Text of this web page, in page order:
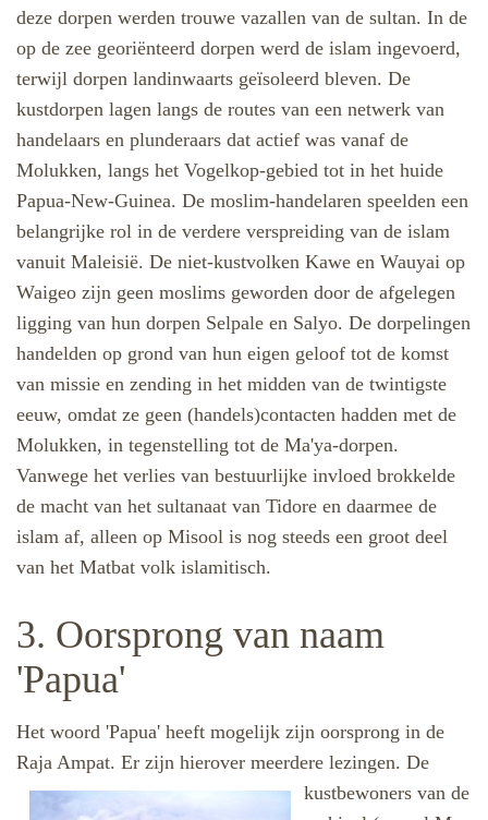
deze dorpen werden trouwe vazallen van de sultan. In de
op de zee georiënteerd dorpen werd de islam ingevoerd,
terwijl dorpen landinwaarts geïsoleerd bleven. De
kustdorpen lagen langs de routes van een netwerk van
handelaars en plunderaars dat actief was vanaf de
Molukken, langs het Vogelkop-gebied tot in het huide
Papua-New-Guinea. De moslim-handelaren speelden een
belangrijke rol in de verdere verspreiding van de islam
vanuit Maleisië. De niet-kustvolken Kawe en Wauyai op
Waigeo zijn geen moslims geworden door de afgelegen
ligging van hun dorpen Selpale en Salyo. De dorpelingen
handelden op grond van hun eigen geloof tot de komst
van missie en zending in het midden van de twintigste
eeuw, omdat ze geen (handels)contacten hadden met de
Molukken, in tegenstelling tot de Ma'ya-dorpen.
Vanwege het verlies van bestuurlijke invloed brokkelde
de macht van het sultanaat van Tidore en daarmee de
islam af, alleen op Misool is nog steeds een groot deel
van het Matbat volk islamitisch.
3. Oorsprong van naam
'Papua'
Het woord 'Papua' heeft mogelijk zijn oorsprong in de
Raja Ampat. Er zijn hierover meerdere lezingen. De
kustbewoners van de